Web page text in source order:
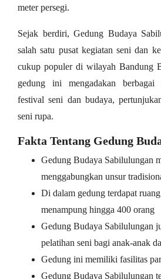
meter persegi.
Sejak berdiri, Gedung Budaya
salah satu pusat kegiatan seni dan
cukup populer di wilayah Bandung
gedung ini mengadakan berbagai
festival seni dan budaya,
seni rupa.
Fakta Tentang Gedung
Gedung Budaya Sabilulungan
menggabungkan unsur
Di dalam gedung terdapat
menampung hingga 400 orang
Gedung Budaya Sabilulungan
pelatihan seni bagi anak-anak
Gedung ini memiliki fasilitas
Gedung Budaya Sabilulungan